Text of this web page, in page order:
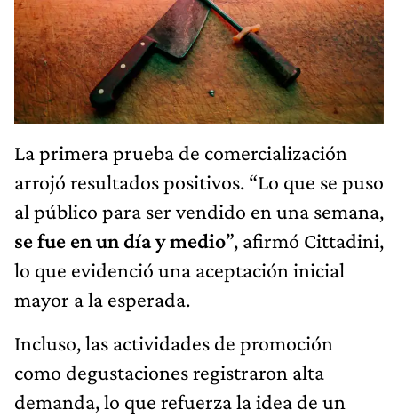
La primera prueba de comercialización
arrojó resultados positivos. “Lo que se puso
al público para ser vendido en una semana,
se fue en un día y medio”, afirmó Cittadini,
lo que evidenció una aceptación inicial
mayor a la esperada.
Incluso, las actividades de promoción
como degustaciones registraron alta
demanda, lo que refuerza la idea de un